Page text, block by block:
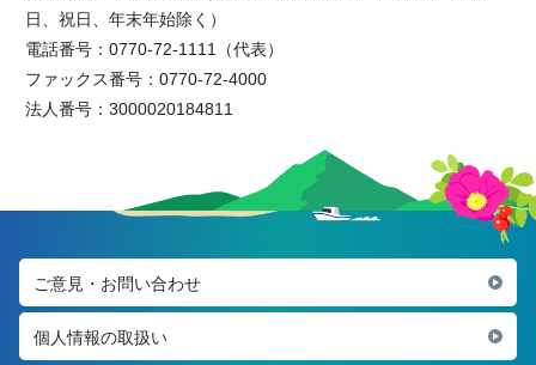
日、祝日、年末年始除く）
電話番号：0770-72-1111（代表）
ファックス番号：0770-72-4000
法人番号：3000020184811
ご意見・お問い合わせ
個人情報の取扱い